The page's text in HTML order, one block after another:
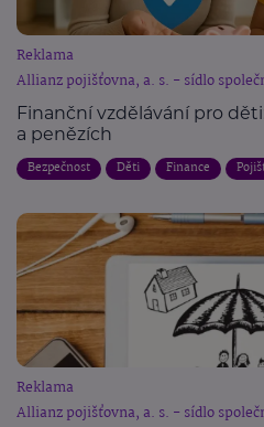
Reklama
Allianz pojišťovna, a. s. - sídlo
Finanční vzdělávání pro
a penězích
Bezpečnost Děti Finance
Reklama
Allianz pojišťovna, a. s. - sídlo